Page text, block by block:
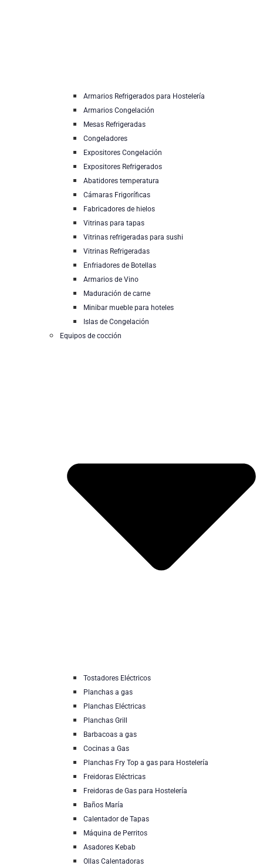
Armarios Refrigerados para Hostelería
Armarios Congelación
Mesas Refrigeradas
Congeladores
Expositores Congelación
Expositores Refrigerados
Abatidores temperatura
Cámaras Frigoríficas
Fabricadores de hielos
Vitrinas para tapas
Vitrinas refrigeradas para sushi
Vitrinas Refrigeradas
Enfriadores de Botellas
Armarios de Vino
Maduración de carne
Minibar mueble para hoteles
Islas de Congelación
Equipos de cocción
Tostadores Eléctricos
Planchas a gas
Planchas Eléctricas
Planchas Grill
Barbacoas a gas
Cocinas a Gas
Planchas Fry Top a gas para Hostelería
Freidoras Eléctricas
Freidoras de Gas para Hostelería
Baños María
Calentador de Tapas
Máquina de Perritos
Asadores Kebab
Ollas Calentadoras